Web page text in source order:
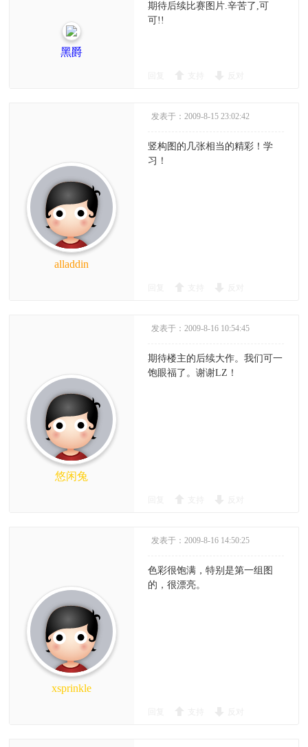
黑爵
期待后续比赛图片.辛苦了,可
可!!
alladdin
发表于：2009-8-15 23:02:42
竖构图的几张相当的精彩！学
习！
悠闲兔
发表于：2009-8-16 10:54:45
期待楼主的后续大作。我们可一
饱眼福了。谢谢LZ！
xsprinkle
发表于：2009-8-16 14:50:25
色彩很饱满，特别是第一组图
的，很漂亮。